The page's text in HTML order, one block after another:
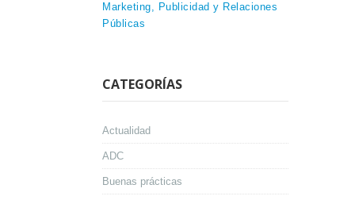
Marketing, Publicidad y Relaciones
Públicas
CATEGORÍAS
Actualidad
ADC
Buenas prácticas